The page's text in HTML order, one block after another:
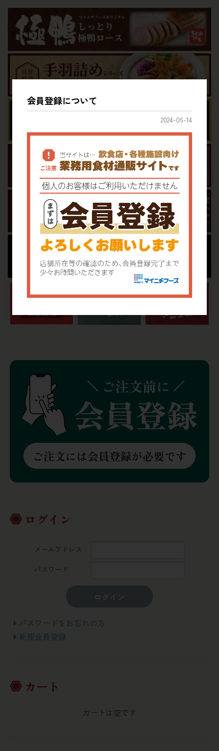
ログイン
メールアドレス
パスワード
パスワードをお忘れの方
新規会員登録
カート
カートは空です
会員登録について
2024-06-14